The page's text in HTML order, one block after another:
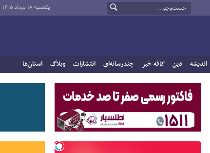
یکشنبه ۱۸ مرداد ۱۴۰۵
اندیشه دین کافه خبر چندرسانه‌ای انتشارات وبلاگ استان‌ها